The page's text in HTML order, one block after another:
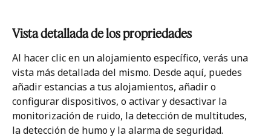
Vista detallada de los propriedades
Al hacer clic en un alojamiento específico, verás una
vista más detallada del mismo. Desde aquí, puedes
añadir estancias a tus alojamientos, añadir o
configurar dispositivos, o activar y desactivar la
monitorización de ruido, la detección de multitudes,
la detección de humo y la alarma de seguridad.